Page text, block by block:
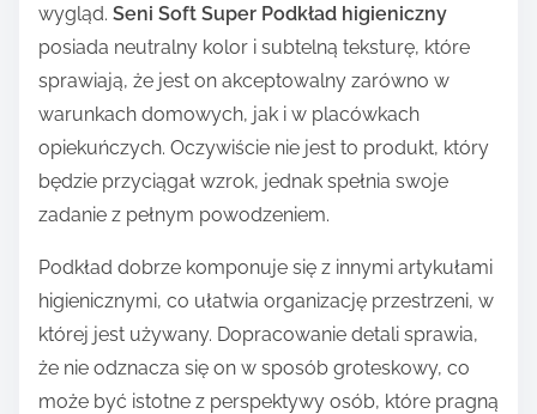
wygląd. Seni Soft Super Podkład higieniczny
posiada neutralny kolor i subtelną teksturę, które
sprawiają, że jest on akceptowalny zarówno w
warunkach domowych, jak i w placówkach
opiekuńczych. Oczywiście nie jest to produkt, który
będzie przyciągał wzrok, jednak spełnia swoje
zadanie z pełnym powodzeniem.
Podkład dobrze komponuje się z innymi artykułami
higienicznymi, co ułatwia organizację przestrzeni, w
której jest używany. Dopracowanie detali sprawia,
że nie odznacza się on w sposób groteskowy, co
może być istotne z perspektywy osób, które pragną